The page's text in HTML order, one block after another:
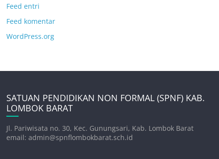
Feed entri
Feed komentar
WordPress.org
SATUAN PENDIDIKAN NON FORMAL (SPNF) KAB.
LOMBOK BARAT
Jl. Pariwisata no. 30, Kec. Gunungsari, Kab. Lombok Barat
email: admin@spnflombokbarat.sch.id